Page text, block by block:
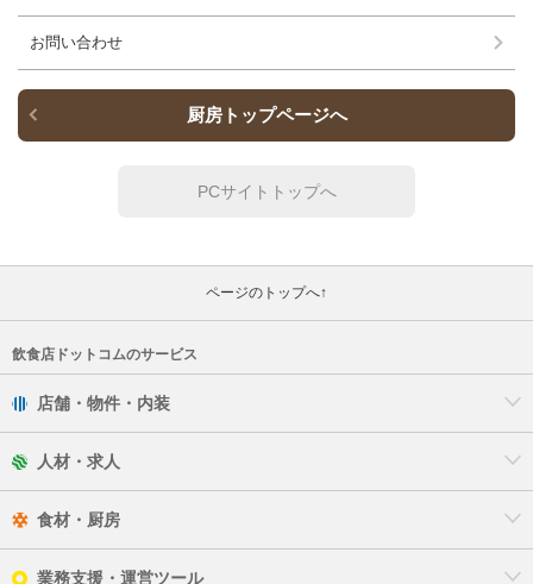
お問い合わせ
厨房トップページへ
PCサイトトップへ
ページのトップへ↑
飲食店ドットコムのサービス
店舗・物件・内装
人材・求人
食材・厨房
業務支援・運営ツール